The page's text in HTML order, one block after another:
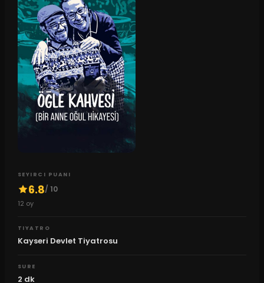
SEYIRCI PUANI
6.8/ 10
12 oy
TIYATRO
Kayseri Devlet Tiyatrosu
SURE
2 dk